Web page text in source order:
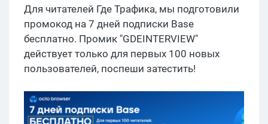
Для читателей Где Трафика, мы подготовили
промокод на 7 дней подписки Base
бесплатно. Промик "GDEINTERVIEW"
действует только для первых 100 новых
пользователей, поспеши затестить!